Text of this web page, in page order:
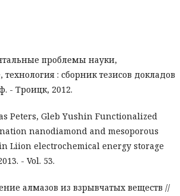
проблемы науки,
: сборник тезисов докладов
- Троицк, 2012.
Peters, Gleb Yushin Functionalized
nanodiamond and mesoporous
Liion electrochemical energy storage
- Vol. 53.
алмазов из взрывчатых веществ //